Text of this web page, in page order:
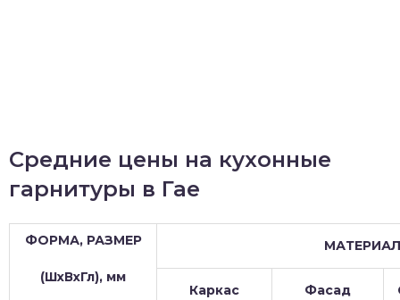
Средние цены на кухонные
гарнитуры в Гае
ФОРМА, РАЗМЕР
(ШхВхГл), мм
Каркас Фасад